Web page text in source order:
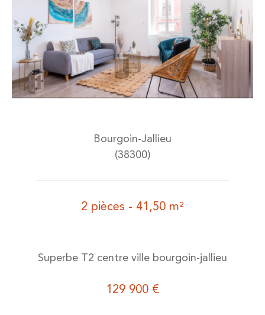
Bourgoin-Jallieu
(38300)
2 pièces - 41,50 m²
Superbe T2 centre ville bourgoin-jallieu
129 900 €